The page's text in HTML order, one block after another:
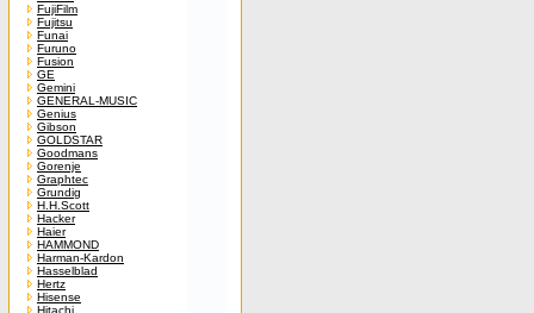
FujiFilm
Fujitsu
Funai
Furuno
Fusion
GE
Gemini
GENERAL-MUSIC
Genius
Gibson
GOLDSTAR
Goodmans
Gorenje
Graphtec
Grundig
H.H.Scott
Hacker
Haier
HAMMOND
Harman-Kardon
Hasselblad
Hertz
Hisense
Hitachi